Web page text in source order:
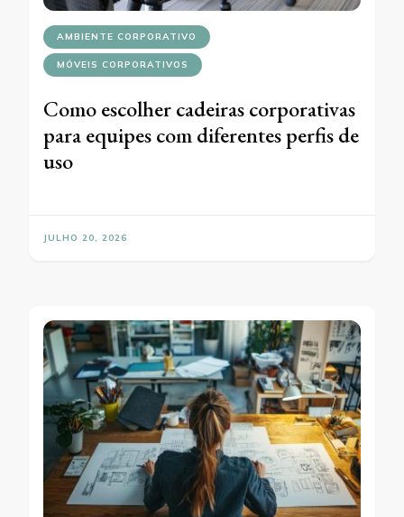
AMBIENTE CORPORATIVO
MÓVEIS CORPORATIVOS
Como escolher cadeiras corporativas
para equipes com diferentes perfis de
uso
JULHO 20, 2026